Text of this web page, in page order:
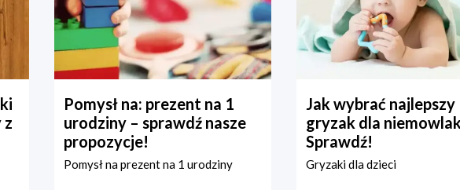
z
Pomysł na: prezent na 1
urodziny – sprawdź nasze
propozycje!
Pomysł na prezent na 1 urodziny
Jak wybrać najlepszy
gryzak dla
Sprawdź!
Gryzaki dla dzieci